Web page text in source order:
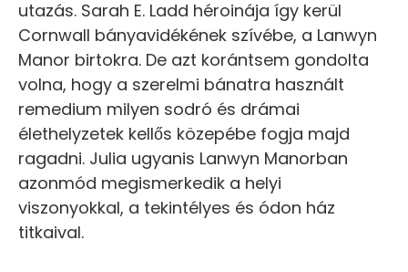
utazás. Sarah E. Ladd héroinája így kerül
Cornwall bányavidékének szívébe, a Lanwyn
Manor birtokra. De azt korántsem gondolta
volna, hogy a szerelmi bánatra használt
remedium milyen sodró és drámai
élethelyzetek kellős közepébe fogja majd
ragadni. Julia ugyanis Lanwyn Manorban
azonmód megismerkedik a helyi
viszonyokkal, a tekintélyes és ódon ház
titkaival.